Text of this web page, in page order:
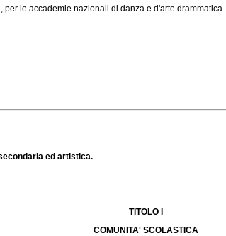
le accademie nazionali di danza e d'arte drammatica.
ed artistica.
TITOLO I
COMUNITA' SCOLASTICA